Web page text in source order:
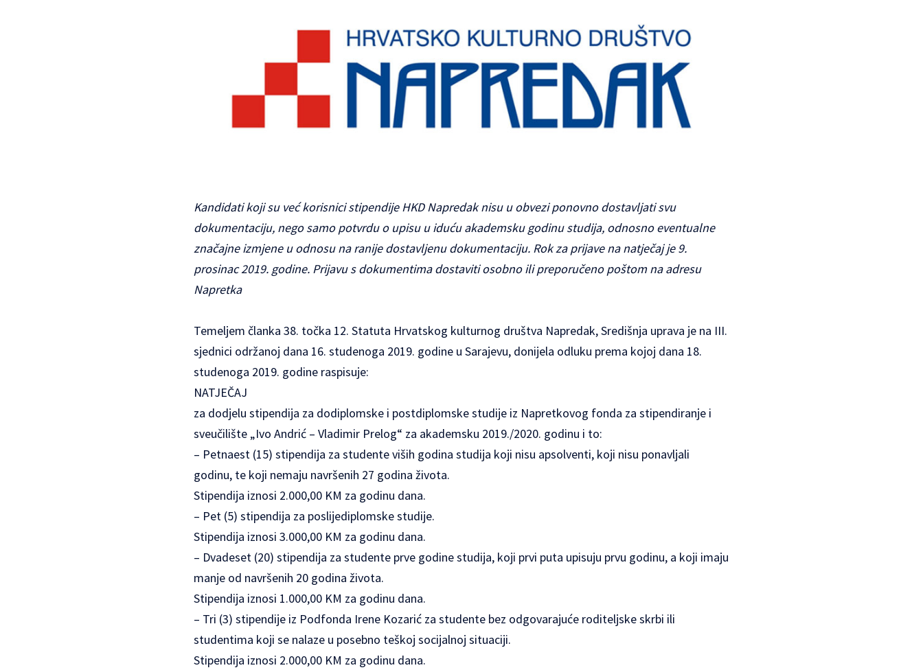
Kandidati koji su već korisnici stipendije HKD Napredak nisu u obvezi ponovno dostavljati svu
dokumentaciju, nego samo potvrdu o upisu u iduću akademsku godinu studija, odnosno eventualne
značajne izmjene u odnosu na ranije dostavljenu dokumentaciju. Rok za prijave na natječaj je 9.
prosinac 2019. godine. Prijavu s dokumentima dostaviti osobno ili preporučeno poštom na adresu
Napretka
Temeljem članka 38. točka 12. Statuta Hrvatskog kulturnog društva Napredak, Središnja uprava je na III.
sjednici održanoj dana 16. studenoga 2019. godine u Sarajevu, donijela odluku prema kojoj dana 18.
studenoga 2019. godine raspisuje:
NATJEČAJ
za dodjelu stipendija za dodiplomske i postdiplomske studije iz Napretkovog fonda za stipendiranje i
sveučilište „Ivo Andrić – Vladimir Prelog“ za akademsku 2019./2020. godinu i to:
– Petnaest (15) stipendija za studente viših godina studija koji nisu apsolventi, koji nisu ponavljali
godinu, te koji nemaju navršenih 27 godina života.
Stipendija iznosi 2.000,00 KM za godinu dana.
– Pet (5) stipendija za poslijediplomske studije.
Stipendija iznosi 3.000,00 KM za godinu dana.
– Dvadeset (20) stipendija za studente prve godine studija, koji prvi puta upisuju prvu godinu, a koji imaju
manje od navršenih 20 godina života.
Stipendija iznosi 1.000,00 KM za godinu dana.
– Tri (3) stipendije iz Podfonda Irene Kozarić za studente bez odgovarajuće roditeljske skrbi ili
studentima koji se nalaze u posebno teškoj socijalnoj situaciji.
Stipendija iznosi 2.000,00 KM za godinu dana.